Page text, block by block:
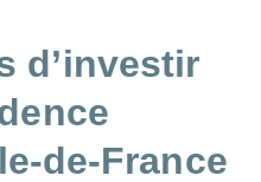
d’investir
de-France